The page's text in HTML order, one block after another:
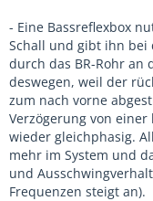
- Eine Bassreflexbox
Schall und gibt ihn
durch das BR-Rohr an
deswegen, weil der
zum nach vorne
Verzögerung von
wieder gleichphasig.
mehr im System und
und
Frequenzen steigt an).